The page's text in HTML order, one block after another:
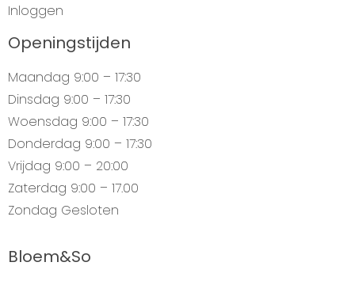
Inloggen
Openingstijden
Maandag 9:00 – 17:30
Dinsdag 9:00 – 17:30
Woensdag 9:00 – 17:30
Donderdag 9:00 – 17:30
Vrijdag 9:00 – 20:00
Zaterdag 9:00 – 17.00
Zondag Gesloten
Bloem&So